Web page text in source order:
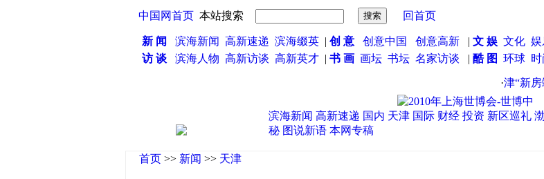
中国网首页 本站搜索 回首页
新 闻 滨海新闻 高新速递 滨海缀英| 创 意 创意中国 创意高新 | 文 娱 文化 娱
访 谈
滨海人物 高新访谈 高新英才 | 书 画 画坛 书坛 名家访谈 | 酷 图 环球 时
津“新房
滨海新闻 高新速递 国内 天津 国际 财经 投资 新区巡礼
秘 图说新语 本网专稿
首页 >> 新闻 >> 天津